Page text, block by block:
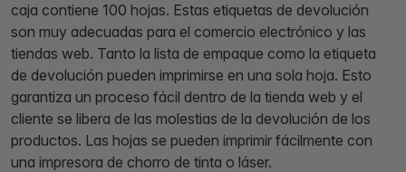
caja contiene 100 hojas. Estas etiquetas de devolución
son muy adecuadas para el comercio electrónico y las
tiendas web. Tanto la lista de empaque como la etiqueta
de devolución pueden imprimirse en una sola hoja. Esto
garantiza un proceso fácil dentro de la tienda web y el
cliente se libera de las molestias de la devolución de los
productos. Las hojas se pueden imprimir fácilmente con
una impresora de chorro de tinta o láser.